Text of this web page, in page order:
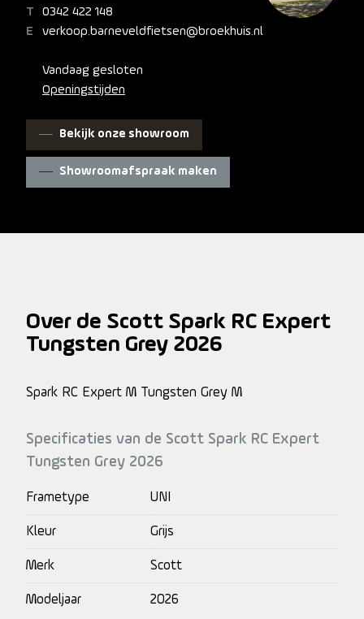
0342 422 148
verkoop.barneveldfietsen@broekhuis.nl
Vandaag gesloten
Openingstijden
Bekijk onze showroom
Showroomafspraak maken
Over de Scott Spark RC Expert
Tungsten Grey 2026
Spark RC Expert M Tungsten Grey M
Specificaties van de Scott Spark RC Expert
Tungsten Grey 2026
Frametype UNI
Kleur Grijs
Merk Scott
Modeljaar 2026